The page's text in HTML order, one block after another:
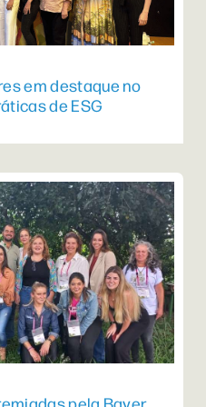
em destaque no
de ESG